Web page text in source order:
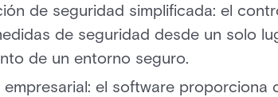
de seguridad simplificada: el
de seguridad desde un solo
de un entorno seguro.
empresarial: el software